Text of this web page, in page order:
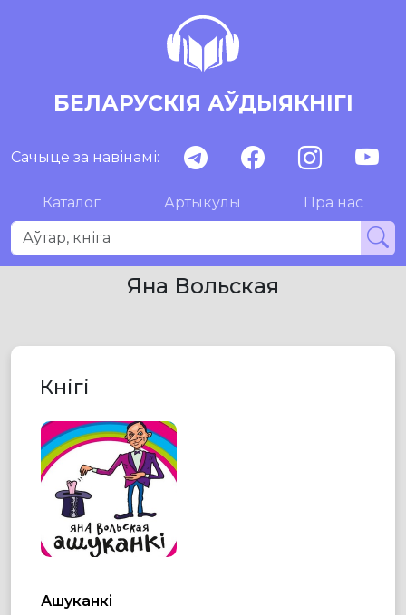
БЕЛАРУСКІЯ АЎДЫЯКНІГІ
Сачыце за навінамі:
Каталог Артыкулы Пра нас
Яна Вольская
Кнігі
Ашуканкі